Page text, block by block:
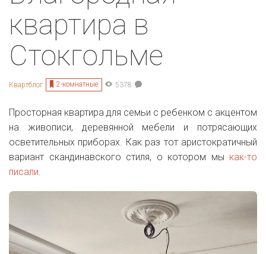
квартира в
Стокгольме
Квартблог 2-комнатные 5378
Просторная квартира для семьи с ребенком с акцентом
на живописи, деревянной мебели и потрясающих
осветительных приборах. Как раз тот аристократичный
вариант скандинавского стиля, о котором мы как-то
писали.